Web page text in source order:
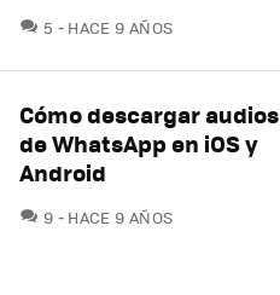
5 COMENTARIOS
HACE 9 AÑOS
Cómo descargar audios
de WhatsApp en iOS y
Android
9 COMENTARIOS
HACE 9 AÑOS